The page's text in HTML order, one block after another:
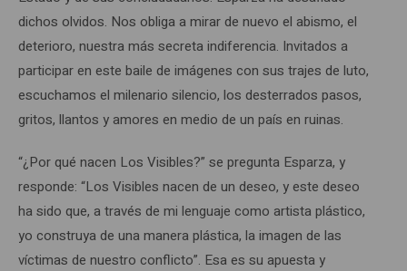
dichos olvidos. Nos obliga a mirar de nuevo el abismo, el
deterioro, nuestra más secreta indiferencia. Invitados a
participar en este baile de imágenes con sus trajes de luto,
escuchamos el milenario silencio, los desterrados pasos,
gritos, llantos y amores en medio de un país en ruinas.
“¿Por qué nacen Los Visibles?” se pregunta Esparza, y
responde: “Los Visibles nacen de un deseo, y este deseo
ha sido que, a través de mi lenguaje como artista plástico,
yo construya de una manera plástica, la imagen de las
víctimas de nuestro conflicto”. Esa es su apuesta y